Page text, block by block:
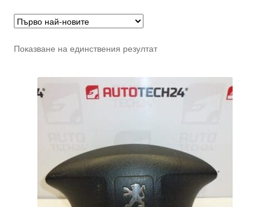
Показване на единствения резултат